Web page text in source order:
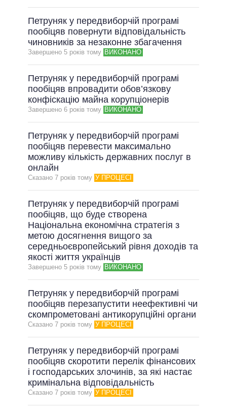
Петруняк у передвиборчій програмі
пообіцяв повернути відповідальність
чиновників за незаконне збагачення
Завершено 5 рокiв тому ВИКОНАНО
Петруняк у передвиборчій програмі
пообіцяв впровадити обов’язкову
конфіскацію майна корупціонерів
Завершено 6 рокiв тому ВИКОНАНО
Петруняк у передвиборчій програмі
пообіцяв перевести максимально
можливу кількість державних послуг в
онлайн
Сказано 7 рокiв тому У ПРОЦЕСІ
Петруняк у передвиборчій програмі
пообіцяв, що буде створена
Національна економічна стратегія з
метою досягнення вищого за
середньоєвропейський рівня доходів та
якості життя українців
Завершено 5 рокiв тому ВИКОНАНО
Петруняк у передвиборчій програмі
пообіцяв перезапустити неефективні чи
скомпрометовані антикорупційні органи
Сказано 7 рокiв тому У ПРОЦЕСІ
Петруняк у передвиборчій програмі
пообіцяв скоротити перелік фінансових
і господарських злочинів, за які настає
кримінальна відповідальність
Сказано 7 рокiв тому У ПРОЦЕСІ